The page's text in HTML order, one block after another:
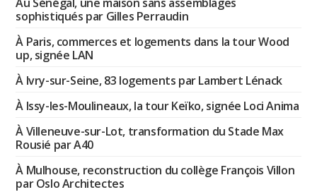
sophistiqués par Gilles Perraudin
À Paris, commerces et logements dans la tour Wood
up, signée LAN
À Ivry-sur-Seine, 83 logements par Lambert Lénack
À Issy-les-Moulineaux, la tour Keïko, signée Loci Anima
À Villeneuve-sur-Lot, transformation du Stade Max
Rousié par A40
À Mulhouse, reconstruction du collège François Villon
par Oslo Architectes